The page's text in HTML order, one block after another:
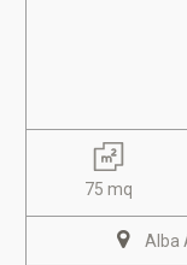
75 mq
Alba